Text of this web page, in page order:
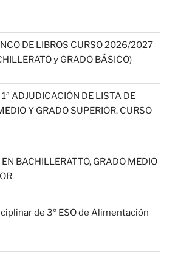
DE LIBROS CURSO 2026/2027
y GRADO BÁSICO)
ADJUDICACIÓN DE LISTA DE
Y GRADO SUPERIOR. CURSO
BACHILLERATTO, GRADO MEDIO
de 3º ESO de Alimentación